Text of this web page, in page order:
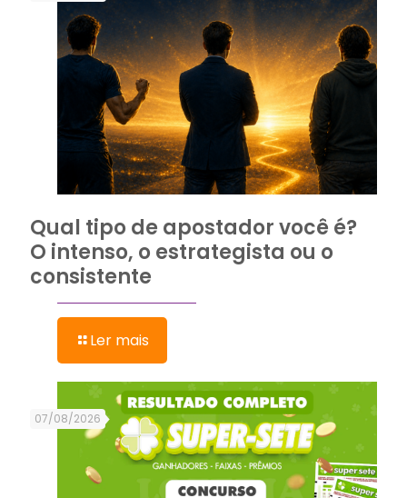
Qual tipo de apostador você é?
O intenso, o estrategista ou o
consistente
Ler mais
07/08/2026